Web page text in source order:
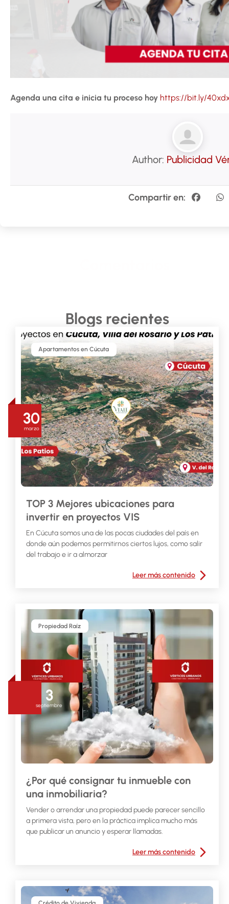
Agenda una cita e inicia tu proceso hoy https://bit.ly/
Author: Publicidad
Compartir en:
Blogs recientes
Apartamentos en Cúcuta
TOP 3 Mejores ubicaciones para
invertir en proyectos VIS
En Cúcuta somos una de las pocas ciudades del país en
donde aún podemos permitirnos ciertos lujos, como salir
del trabajo e ir a almorzar
Leer más contenido
30
marzo
Propiedad Raíz
¿Por qué consignar tu inmueble con
una inmobiliaria?
Vender o arrendar una propiedad puede parecer sencillo
a primera vista, pero en la práctica implica mucho más
que publicar un anuncio y esperar llamadas.
Leer más contenido
3
septiembre